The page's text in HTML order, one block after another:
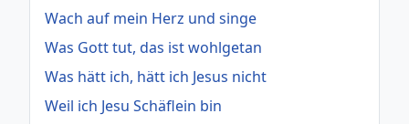
Wach auf mein Herz und singe
Was Gott tut, das ist wohlgetan
Was hätt ich, hätt ich Jesus nicht
Weil ich Jesu Schäflein bin